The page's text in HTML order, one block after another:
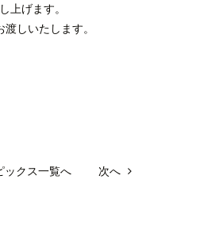
上げます。
しいたします。
ックス一覧へ 次へ